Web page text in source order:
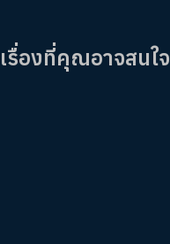
เรื่องที่คุณอาจสนใจ